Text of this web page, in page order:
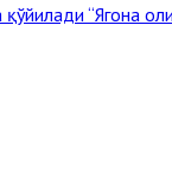
қўйилади “Ягона